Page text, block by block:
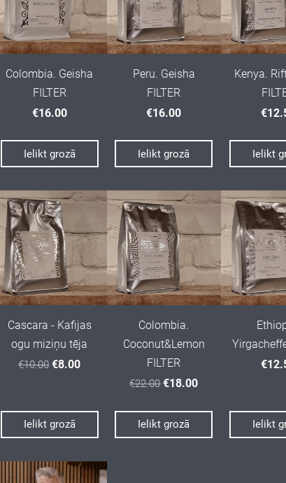
Colombia. Geisha
FILTER
€16.00
Ielikt grozā
Peru. Geisha
FILTER
€16.00
Ielikt grozā
Kenya.
Ielikt
Cascara - Kafijas
ogu miziņu tēja
€10.00 €8.00
Ielikt grozā
Colombia.
Coconut&Lemon
FILTER
€22.00 €18.00
Ielikt grozā Ielikt